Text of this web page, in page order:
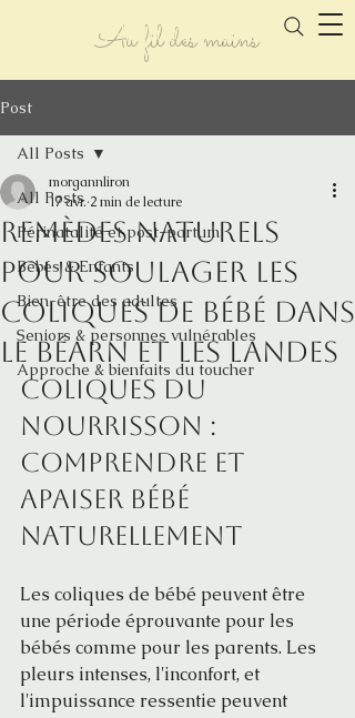
Au fil des mains
Post
All Posts
Périnatalité et post-partum
Bébés & Enfants
Bien-être des adultes
Seniors & personnes vulnérables
Approche & bienfaits du toucher
All Posts
Remèdes naturels
pour soulager les
coliques de bébé dans
le Béarn et les landes
morgannliron
17 avr. 2 min de lecture
Coliques du
nourrisson :
comprendre et
apaiser bébé
naturellement
Les coliques de bébé peuvent être
une période éprouvante pour les
bébés comme pour les parents. Les
pleurs intenses, l'inconfort, et
l'impuissance ressentie peuvent